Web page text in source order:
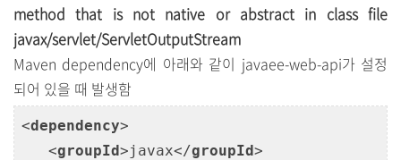
method that is not native or abstract in class file
javax/servlet/ServletOutputStream
Maven dependency에 아래와 같이 javaee-web-api가 설정
되어 있을 때 발생함
<dependency>
<groupId>javax</groupId>